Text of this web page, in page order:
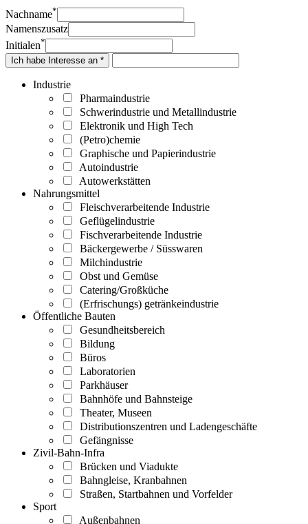
Nachname*
Namenszusatz
Initialen*
Ich habe Interesse an *
Industrie
Pharmaindustrie
Schwerindustrie und Metallindustrie
Elektronik und High Tech
(Petro)chemie
Graphische und Papierindustrie
Autoindustrie
Autowerkstätten
Nahrungsmittel
Fleischverarbeitende Industrie
Geflügelindustrie
Fischverarbeitende Industrie
Bäckergewerbe / Süsswaren
Milchindustrie
Obst und Gemüse
Catering/Großküche
(Erfrischungs) getränkeindustrie
Öffentliche Bauten
Gesundheitsbereich
Bildung
Büros
Laboratorien
Parkhäuser
Bahnhöfe und Bahnsteige
Theater, Museen
Distributionszentren und Ladengeschäfte
Gefängnisse
Zivil-Bahn-Infra
Brücken und Viadukte
Bahngleise, Kranbahnen
Straßen, Startbahnen und Vorfelder
Sport
Außenbahnen